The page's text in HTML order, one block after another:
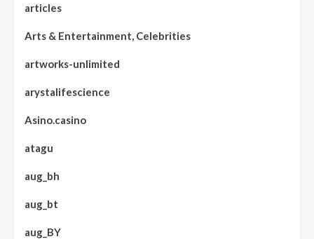
articles
Arts & Entertainment, Celebrities
artworks-unlimited
arystalifescience
Asino.casino
atagu
aug_bh
aug_bt
aug_BY